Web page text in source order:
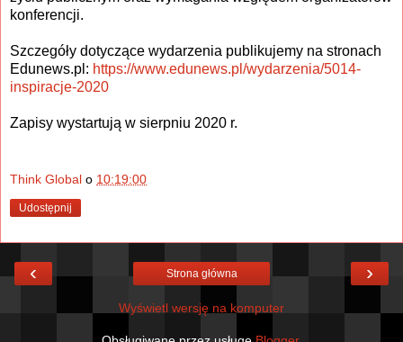
konferencji.
Szczegóły dotyczące wydarzenia publikujemy na stronach
Edunews.pl: https://www.edunews.pl/wydarzenia/5014-
inspiracje-2020
Zapisy wystartują w sierpniu 2020 r.
Think Global o 10:19:00
Udostępnij
‹ ›
Strona główna
Wyświetl wersję na komputer